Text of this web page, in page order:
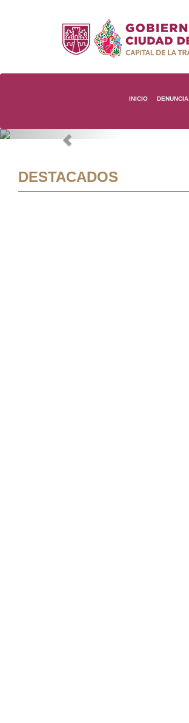
INICIO DENUNCIA
Previous
DESTACADOS